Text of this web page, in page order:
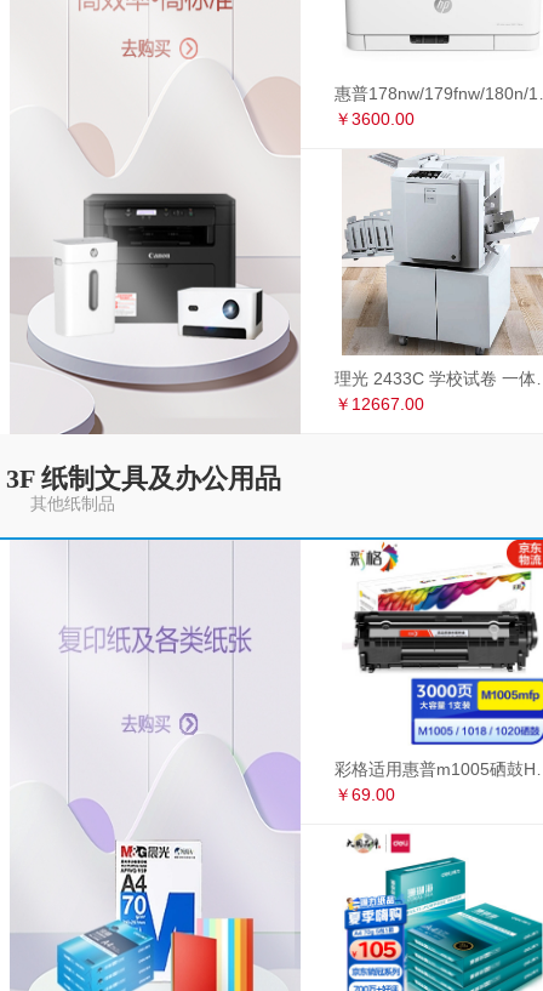
￥3600.00
￥12667.00
3F 纸制文具及办公用品
其他纸制品
￥69.00